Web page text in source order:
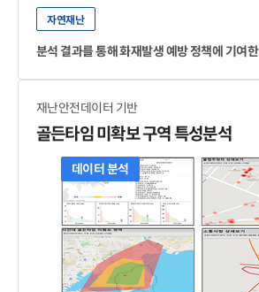
자연재난
분석 결과를 통해 화재발생 예방 정책에 기여
재난안전데이터 기반
골든타임 미확보 구역 특성분석
데이터 분석